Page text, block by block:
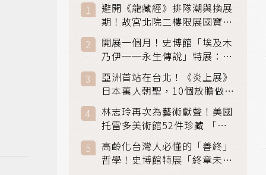
避開《龍藏經》排隊潮與換展
期！故宮北院二樓限展國寶
〈元世祖出獵圖〉、乾隆最愛
「滑冰賽」更精采
開展一個月！史博館「埃及木
乃伊──永生傳說」特展：看
見物件構築的永生風景
亞洲首站在台北！《炎上展》
日本萬人朝聖，10個放膽做自
己場景與台灣獨家展品同步亮
相
林志玲再次為藝術獻聲！美國
托雷多美術館52件珍藏 「古
典光影大師：林布蘭到哥雅」
在富邦美術館隆重開展
高齡化台灣人必懂的「善終」
哲學！史博館特展「終章未